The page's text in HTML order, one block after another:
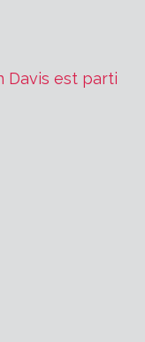
Davis est parti